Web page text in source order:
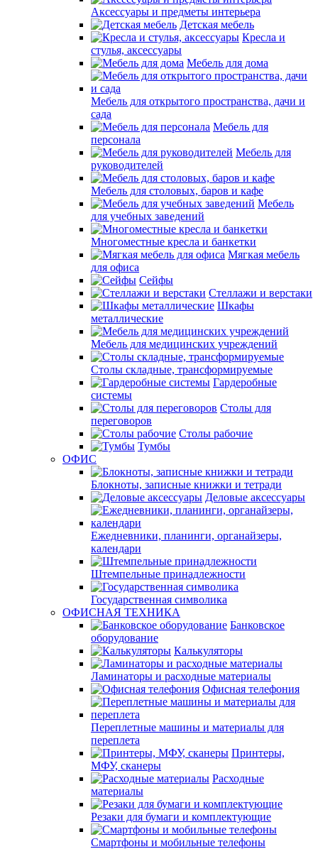
Аксессуары и предметы интерьера
Детская мебель
Кресла и
стулья, аксессуары
Мебель для дома
Мебель для открытого пространства, дачи и
сада
Мебель для
персонала
Мебель для
руководителей
Мебель для столовых, баров и кафе
Мебель
для учебных заведений
Многоместные кресла и банкетки
Мягкая мебель
для офиса
Сейфы
Стеллажи и верстаки
Шкафы
металлические
Мебель для медицинских учреждений
Столы складные, трансформируемые
Гардеробные
системы
Столы для
переговоров
Столы рабочие
Тумбы
ОФИС
Блокноты, записные книжки и тетради
Деловые аксессуары
Ежедневники, планинги, органайзеры,
календари
Штемпельные принадлежности
Государственная символика
ОФИСНАЯ ТЕХНИКА
Банковское
оборудование
Калькуляторы
Ламинаторы и расходные материалы
Офисная телефония
Переплетные машины и материалы для
переплета
Принтеры,
МФУ, сканеры
Расходные
материалы
Резаки для бумаги и комплектующие
Смартфоны и мобильные телефоны